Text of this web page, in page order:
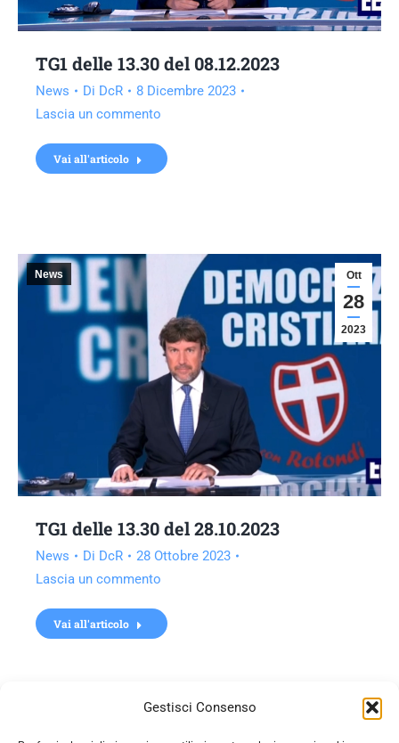
Gestisci Consenso
TG1 delle 13.30 del 08.12.2023
News Di DcR
8 Dicembre 2023
Lascia un commento
Vai all'articolo
Ott
28
2023
News
TG1 delle 13.30 del 28.10.2023
News Di DcR
28 Ottobre 2023
Lascia un commento
Vai all'articolo